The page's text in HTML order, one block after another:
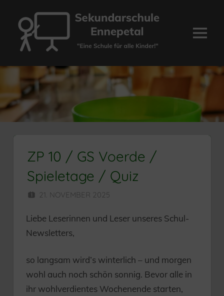
Inhalt
springen
Sekundarschule
Ennepetal
Menü
ZP 10 / GS Voerde /
Spieletage / Quiz
21. NOVEMBER 2025
Liebe Leserinnen und Leser unseres Schul-
Newsletters,
so langsam wird’s winterlich – und morgen
wohl auch noch schön sonnig. Bevor alle in
ihr wohlverdientes Wochenende starten,